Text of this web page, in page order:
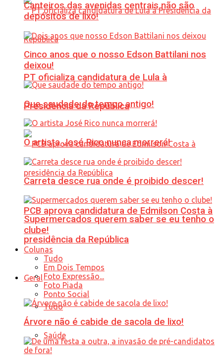
PT oficializa candidatura de Lula à
Presidência da República
PCB aprova candidatura de Edmilson Costa à
presidência da República
Geral
Tudo
Saúde
Canteiros das avenidas centrais não são
depósitos de lixo!
Cinco anos que o nosso Edson Battilani nos
deixou!
Que saudade do tempo antigo!
O artista José Rico nunca morrerá!
Carreta desce rua onde é proibido descer!
Supermercados querem saber se eu tenho o
clube!
Colunas
Tudo
Em Dois Tempos
Foto Expressão...
Foto Piada
Ponto Social
Árvore não é cabide de sacola de lixo!